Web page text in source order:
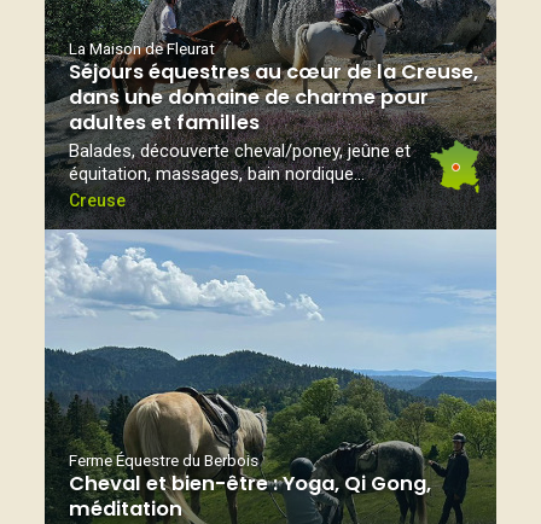
La Maison de Fleurat
Séjours équestres au cœur de la Creuse,
dans une domaine de charme pour
adultes et familles
Balades, découverte cheval/poney, jeûne et
équitation, massages, bain nordique...
Creuse
Ferme Équestre du Berbois
Cheval et bien-être : Yoga, Qi Gong,
méditation